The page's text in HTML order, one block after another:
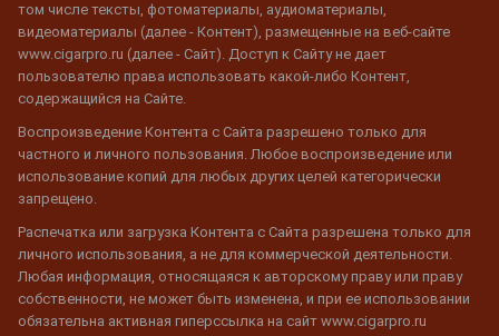
том числе тексты, фотоматериалы, аудиоматериалы,
видеоматериалы (далее - Контент), размещенные на веб-сайте
www.cigarpro.ru (далее - Сайт). Доступ к Сайту не дает
пользователю права использовать какой-либо Контент,
содержащийся на Сайте.
Воспроизведение Контента с Сайта разрешено только для
частного и личного пользования. Любое воспроизведение или
использование копий для любых других целей категорически
запрещено.
Распечатка или загрузка Контента с Сайта разрешена только для
личного использования, а не для коммерческой деятельности.
Любая информация, относящаяся к авторскому праву или праву
собственности, не может быть изменена, и при ее использовании
обязательна активная гиперссылка на сайт www.cigarpro.ru